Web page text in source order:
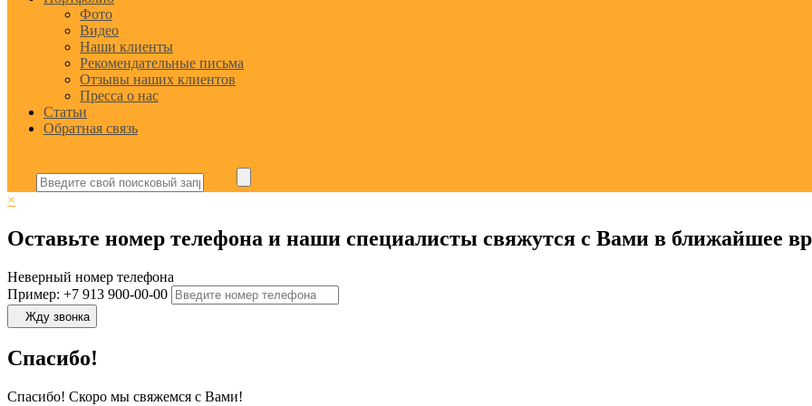
Фото
Видео
Наши клиенты
Рекомендательные письма
Отзывы наших клиентов
Пресса о нас
Статьи
Обратная связь
×
Оставьте номер телефона и наши специалисты свяжутся с Вами в ближайшее
Неверный номер телефона
Пример: +7 913 900-00-00
Жду звонка
Спасибо!
Спасибо! Скоро мы свяжемся с Вами!